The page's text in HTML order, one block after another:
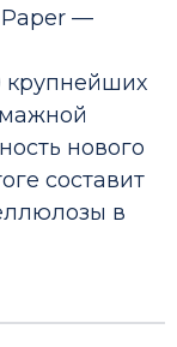
—
крупнейших
нового
составит
в